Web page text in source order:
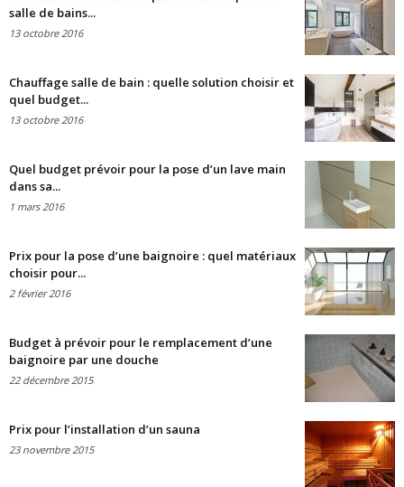
salle de bains...
13 octobre 2016
Chauffage salle de bain : quelle solution choisir et
quel budget...
13 octobre 2016
Quel budget prévoir pour la pose d’un lave main
dans sa...
1 mars 2016
Prix pour la pose d’une baignoire : quel matériaux
choisir pour...
2 février 2016
Budget à prévoir pour le remplacement d’une
baignoire par une douche
22 décembre 2015
Prix pour l’installation d’un sauna
23 novembre 2015